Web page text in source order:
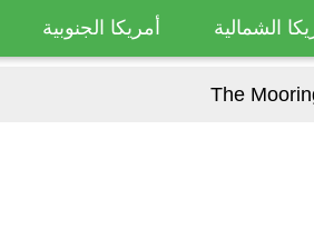
الشمالية أمريكا الجنوبية
The